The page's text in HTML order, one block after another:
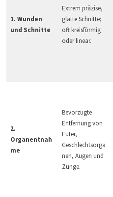
1. Wunden
und Schnitte
Extrem präzise,
glatte Schnitte;
oft kreisförmig
oder linear.
2.
Organentnah
me
Bevorzugte
Entfernung von
Euter,
Geschlechtsorga
nen, Augen und
Zunge.